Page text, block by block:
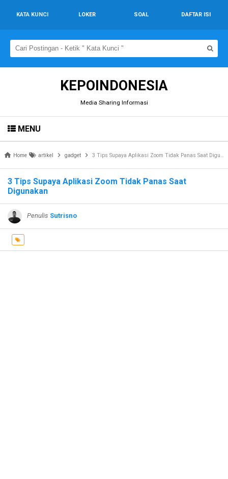
KATA KUNCI LOKER SOAL DAFTAR ISI
KEPOINDONESIA
Media Sharing Informasi
MENU
Home artikel gadget 3 Tips Supaya Aplikasi Zoom Tidak Panas Saat Digunakan
3 Tips Supaya Aplikasi Zoom Tidak Panas Saat
Digunakan
Penulis Sutrisno